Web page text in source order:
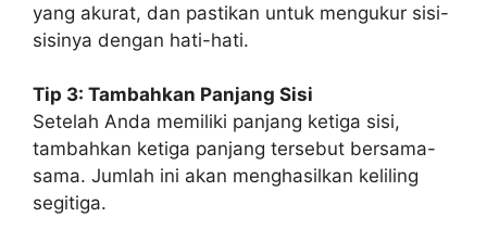
yang akurat, dan pastikan untuk mengukur sisi-
sisinya dengan hati-hati.
Tip 3: Tambahkan Panjang Sisi
Setelah Anda memiliki panjang ketiga sisi,
tambahkan ketiga panjang tersebut bersama-
sama. Jumlah ini akan menghasilkan keliling
segitiga.